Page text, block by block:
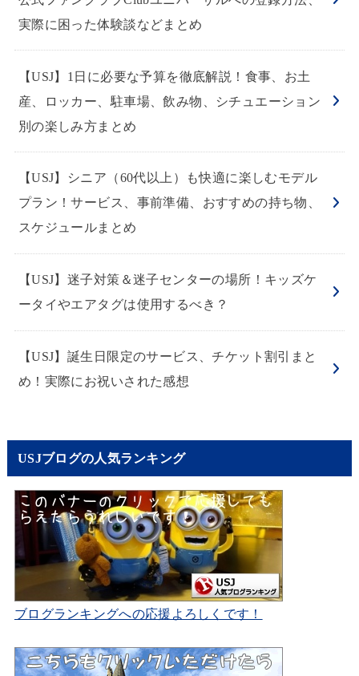
実際に困った体験談などまとめ
【USJ】1日に必要な予算を徹底解説！食事、お土
産、ロッカー、駐車場、飲み物、シチュエーション
別の楽しみ方まとめ
【USJ】シニア（60代以上）も快適に楽しむモデル
プラン！サービス、事前準備、おすすめの持ち物、
スケジュールまとめ
【USJ】迷子対策＆迷子センターの場所！キッズケ
ータイやエアタグは使用するべき？
【USJ】誕生日限定のサービス、チケット割引まと
め！実際にお祝いされた感想
USJブログの人気ランキング
ブログランキングへの応援よろしくです！